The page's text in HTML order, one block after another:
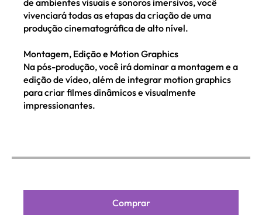
vivenciará todas as etapas da criação de uma
produção cinematográfica de alto nível.
Montagem, Edição e Motion Graphics
Na pós-produção, você irá dominar a montagem e a
edição de vídeo, além de integrar motion graphics
para criar filmes dinâmicos e visualmente
impressionantes.
Comprar